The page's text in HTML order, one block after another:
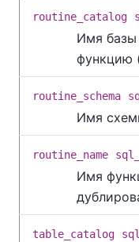
routine_catalog
Имя
функцию
routine_schema
Имя
routine_name
Имя
table_catalog